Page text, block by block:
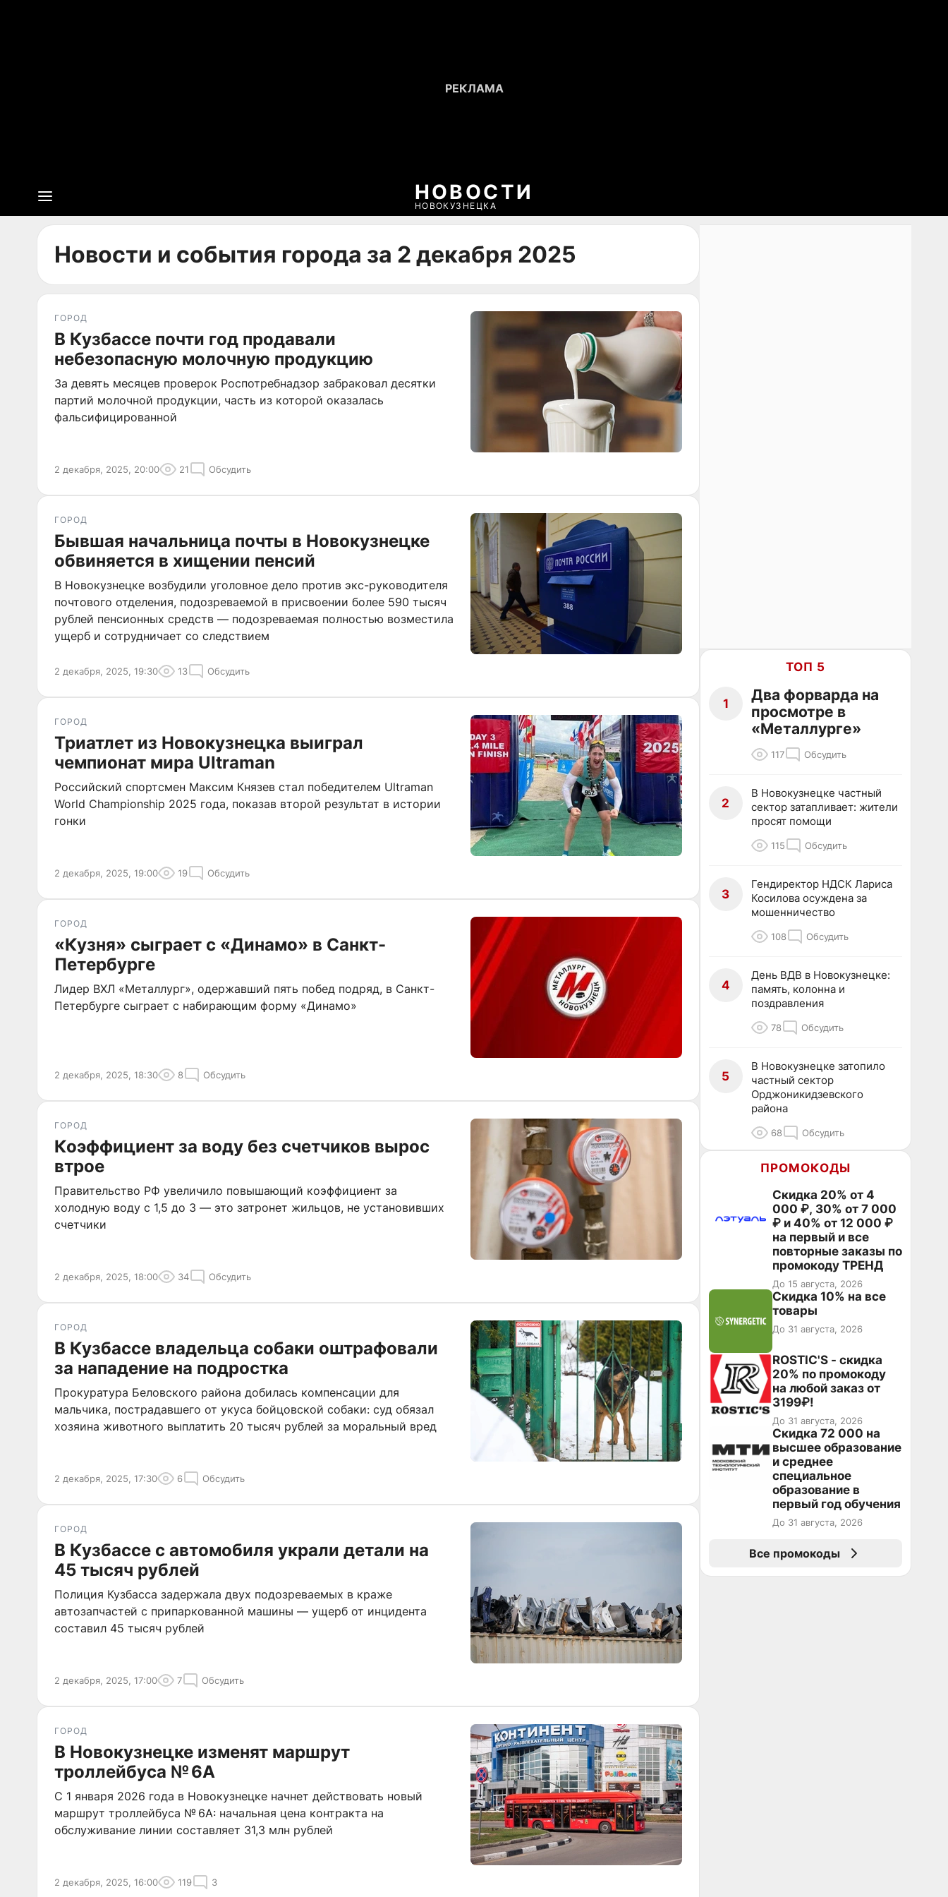
НОВОСТИ
НОВОКУЗНЕЦКА
Новости и события города за 2 декабря 2025
ГОРОД
В Кузбассе почти год продавали
небезопасную молочную продукцию
За девять месяцев проверок Роспотребнадзор забраковал десятки
партий молочной продукции, часть из которой оказалась
фальсифицированной
2 декабря, 2025, 20:00 21 Обсудить
ГОРОД
Бывшая начальница почты в Новокузнецке
обвиняется в хищении пенсий
В Новокузнецке возбудили уголовное дело против экс-руководителя
почтового отделения, подозреваемой в присвоении более 590 тысяч
рублей пенсионных средств — подозреваемая полностью возместила
ущерб и сотрудничает со следствием
2 декабря, 2025, 19:30 13 Обсудить
ГОРОД
Триатлет из Новокузнецка выиграл
чемпионат мира Ultraman
Российский спортсмен Максим Князев стал победителем Ultraman
World Championship 2025 года, показав второй результат в истории
гонки
2 декабря, 2025, 19:00 19 Обсудить
ГОРОД
«Кузня» сыграет с «Динамо» в Санкт-
Петербурге
Лидер ВХЛ «Металлург», одержавший пять побед подряд, в Санкт-
Петербурге сыграет с набирающим форму «Динамо»
2 декабря, 2025, 18:30 8 Обсудить
ГОРОД
Коэффициент за воду без счетчиков вырос
втрое
Правительство РФ увеличило повышающий коэффициент за
холодную воду с 1,5 до 3 — это затронет жильцов, не установивших
счетчики
2 декабря, 2025, 18:00 34 Обсудить
ГОРОД
В Кузбассе владельца собаки оштрафовали
за нападение на подростка
Прокуратура Беловского района добилась компенсации для
мальчика, пострадавшего от укуса бойцовской собаки: суд обязал
хозяина животного выплатить 20 тысяч рублей за моральный вред
2 декабря, 2025, 17:30 6 Обсудить
ГОРОД
В Кузбассе с автомобиля украли детали на
45 тысяч рублей
Полиция Кузбасса задержала двух подозреваемых в краже
автозапчастей с припаркованной машины — ущерб от инцидента
составил 45 тысяч рублей
2 декабря, 2025, 17:00 7 Обсудить
ГОРОД
В Новокузнецке изменят маршрут
троллейбуса № 6А
С 1 января 2026 года в Новокузнецке начнет действовать новый
маршрут троллейбуса № 6А: начальная цена контракта на
обслуживание линии составляет 31,3 млн рублей
2 декабря, 2025, 16:00 119 3
ТОП 5
1
Два форварда на
просмотре в
«Металлурге»
117 Обсудить
2
В Новокузнецке частный
сектор затапливает: жители
просят помощи
115 Обсудить
3
Гендиректор НДСК Лариса
Косилова осуждена за
мошенничество
108 Обсудить
4
День ВДВ в Новокузнецке:
память, колонна и
поздравления
78 Обсудить
5
В Новокузнецке затопило
частный сектор
Орджоникидзевского
района
68 Обсудить
ПРОМОКОДЫ
Скидка 20% от 4
000 ₽, 30% от 7 000
₽ и 40% от 12 000 ₽
на первый и все
повторные заказы по
промокоду ТРЕНД
До 15 августа, 2026
Скидка 10% на все
товары
До 31 августа, 2026
ROSTIC'S - скидка
20% по промокоду
на любой заказ от
3199₽!
До 31 августа, 2026
Скидка 72 000 на
высшее образование
и среднее
специальное
образование в
первый год обучения
До 31 августа, 2026
Все промокоды